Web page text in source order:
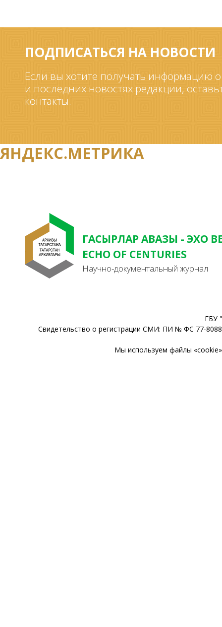
ПОДПИСАТЬСЯ НА НОВОСТИ
Если вы хотите получать информацию
и последних новостях редакции,
контакты.
ЯНДЕКС.МЕТРИКА
ГАСЫРЛАР АВАЗЫ - ЭХО
ECHO OF CENTURIES
Научно-документальный журнал
ГБУ
Свидетельство о регистрации СМИ: ПИ № ФС 77-
Мы используем файлы «cookie»